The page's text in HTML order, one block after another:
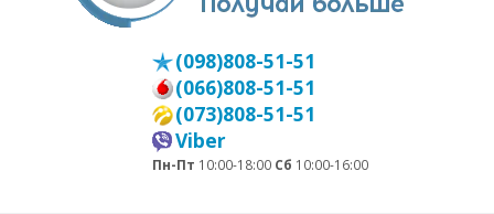
(098)808-51-51
(066)808-51-51
(073)808-51-51
Viber
Пн-Пт 10:00-18:00 Сб 10:00-16:00